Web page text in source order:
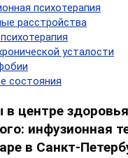
психотерапия
расстройства
усталости
состояния
центре
инфузионная
в Санкт-